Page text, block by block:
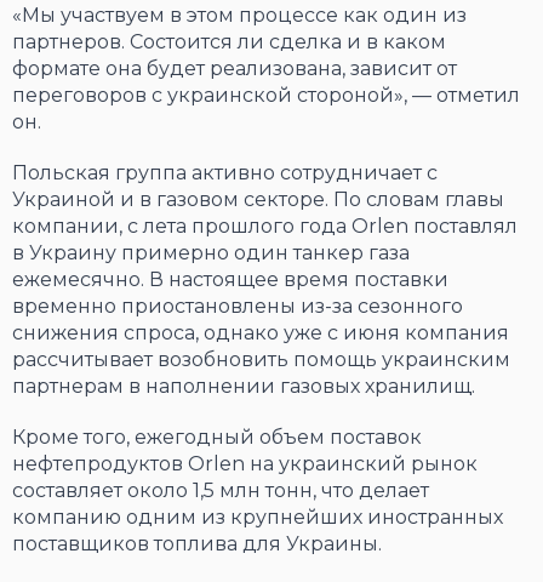
«Мы участвуем в этом процессе как один из
партнеров. Состоится ли сделка и в каком
формате она будет реализована, зависит от
переговоров с украинской стороной», — отметил
он.
Польская группа активно сотрудничает с
Украиной и в газовом секторе. По словам главы
компании, с лета прошлого года Orlen поставлял
в Украину примерно один танкер газа
ежемесячно. В настоящее время поставки
временно приостановлены из-за сезонного
снижения спроса, однако уже с июня компания
рассчитывает возобновить помощь украинским
партнерам в наполнении газовых хранилищ.
Кроме того, ежегодный объем поставок
нефтепродуктов Orlen на украинский рынок
составляет около 1,5 млн тонн, что делает
компанию одним из крупнейших иностранных
поставщиков топлива для Украины.